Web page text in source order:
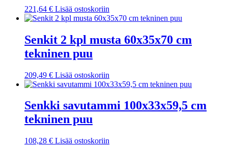
221,64 € Lisää ostoskoriin
Senkit 2 kpl musta 60x35x70 cm
tekninen puu
209,49 € Lisää ostoskoriin
Senkki savutammi 100x33x59,5 cm
tekninen puu
108,28 € Lisää ostoskoriin